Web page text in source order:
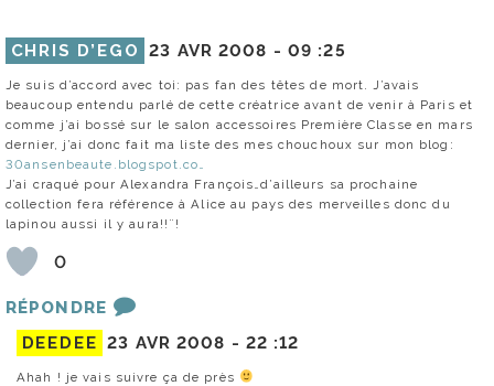
CHRIS D’EGO 23 AVR 2008 - 09 :25
Je suis d’accord avec toi: pas fan des têtes de mort. J’avais
beaucoup entendu parlé de cette créatrice avant de venir à Paris et
comme j’ai bossé sur le salon accessoires Première Classe en mars
dernier, j’ai donc fait ma liste des mes chouchoux sur mon blog:
30ansenbeaute.blogspot.co…
J’ai craqué pour Alexandra François…d’ailleurs sa prochaine
collection fera référence à Alice au pays des merveilles donc du
lapinou aussi il y aura!!¨!
0
RÉPONDRE
DEEDEE 23 AVR 2008 - 22 :12
Ahah ! je vais suivre ça de près